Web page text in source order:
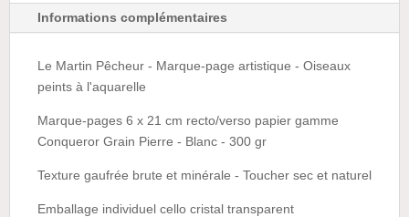
Informations complémentaires
Le Martin Pêcheur - Marque-page artistique - Oiseaux
peints à l'aquarelle
Marque-pages 6 x 21 cm recto/verso papier gamme
Conqueror Grain Pierre - Blanc - 300 gr
Texture gaufrée brute et minérale - Toucher sec et naturel
Emballage individuel cello cristal transparent